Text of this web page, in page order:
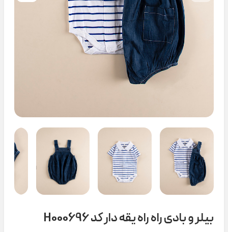
بیلر و بادی راه راه یقه دار کد H000696